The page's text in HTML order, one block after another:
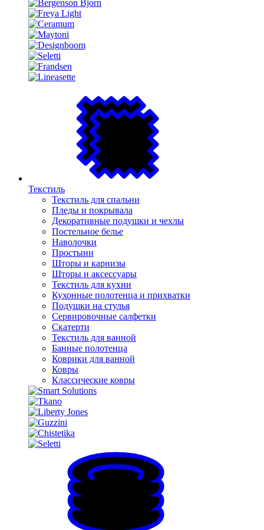
Текстиль
Текстиль для спальни
Пледы и покрывала
Декоративные подушки и чехлы
Постельное белье
Наволочки
Простыни
Шторы и карнизы
Шторы и аксессуары
Текстиль для кухни
Кухонные полотенца и прихватки
Подушки на стулья
Сервировочные салфетки
Скатерти
Текстиль для ванной
Банные полотенца
Коврики для ванной
Ковры
Классические ковры